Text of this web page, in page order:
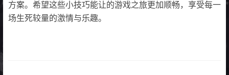
方案。希望这些小技巧能让的游戏之旅更加顺畅，享受每一
场生死较量的激情与乐趣。